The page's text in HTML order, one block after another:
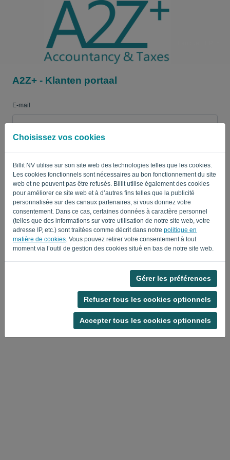
Choisissez vos cookies
Billit NV utilise sur son site web des technologies telles que les cookies.
Les cookies fonctionnels sont nécessaires au bon fonctionnement du site
web et ne peuvent pas être refusés. Billit utilise également des cookies
pour améliorer ce site web et à d’autres fins telles que la publicité
personnalisée sur des canaux partenaires, si vous donnez votre
consentement. Dans ce cas, certaines données à caractère personnel
(telles que des informations sur votre utilisation de notre site web, votre
adresse IP, etc.) sont traitées comme décrit dans notre politique en
matière de cookies . Vous pouvez retirer votre consentement à tout
moment via l’outil de gestion des cookies situé en bas de notre site web.
Gérer les préférences
Refuser tous les cookies optionnels
Accepter tous les cookies optionnels
A2Z+ - Klanten portaal
E-mail
Mot de passe
Enregistrer mes identifiants Mot de passe oublié?
CONNEXION
Conditions générales